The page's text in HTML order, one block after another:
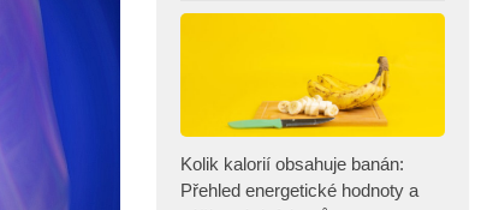
Kolik kalorií obsahuje banán:
Přehled energetické hodnoty a